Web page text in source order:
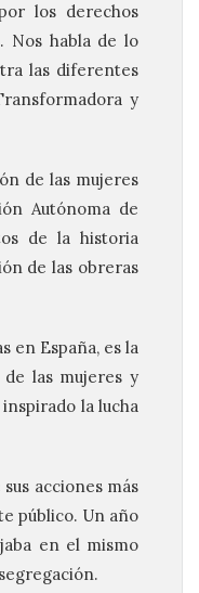
los derechos
Nos habla de lo
las diferentes
y
de las mujeres
Autónoma de
de la historia
de las obreras
en España, es la
las mujeres y
la lucha
acciones más
público. Un año
en el mismo